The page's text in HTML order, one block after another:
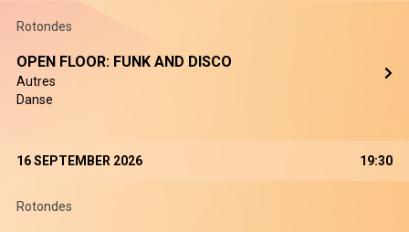
Rotondes
OPEN FLOOR: FUNK AND DISCO
Autres
Danse
16 SEPTEMBER 2026 19:30
Rotondes